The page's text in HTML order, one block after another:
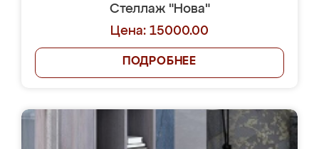
Стеллаж "Нова"
Цена: 15000.00
ПОДРОБНЕЕ